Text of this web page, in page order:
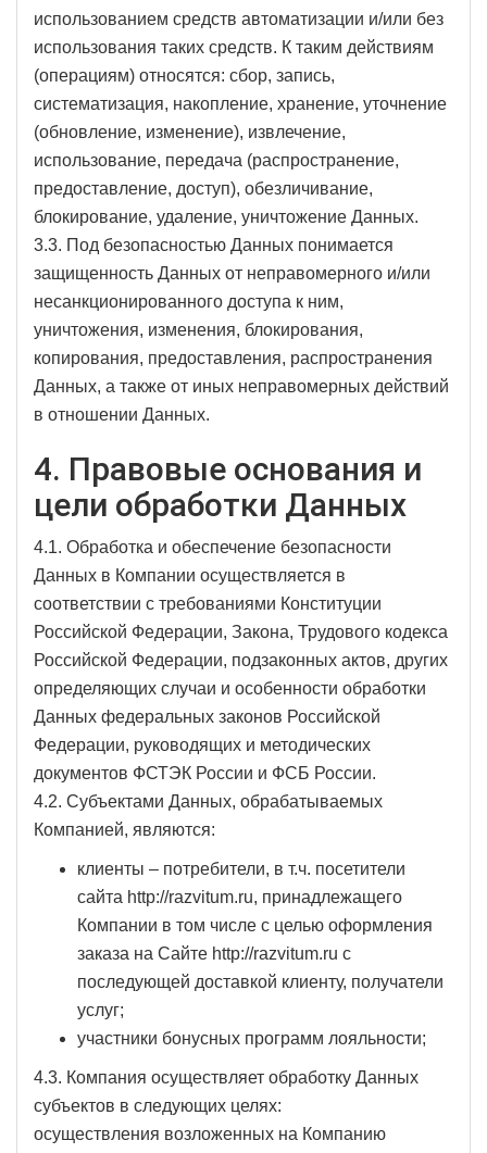
использованием средств автоматизации и/или без
использования таких средств. К таким действиям
(операциям) относятся: сбор, запись,
систематизация, накопление, хранение, уточнение
(обновление, изменение), извлечение,
использование, передача (распространение,
предоставление, доступ), обезличивание,
блокирование, удаление, уничтожение Данных.
3.3. Под безопасностью Данных понимается
защищенность Данных от неправомерного и/или
несанкционированного доступа к ним,
уничтожения, изменения, блокирования,
копирования, предоставления, распространения
Данных, а также от иных неправомерных действий
в отношении Данных.
4. Правовые основания и
цели обработки Данных
4.1. Обработка и обеспечение безопасности
Данных в Компании осуществляется в
соответствии с требованиями Конституции
Российской Федерации, Закона, Трудового кодекса
Российской Федерации, подзаконных актов, других
определяющих случаи и особенности обработки
Данных федеральных законов Российской
Федерации, руководящих и методических
документов ФСТЭК России и ФСБ России.
4.2. Субъектами Данных, обрабатываемых
Компанией, являются:
клиенты – потребители, в т.ч. посетители
сайта http://razvitum.ru, принадлежащего
Компании в том числе с целью оформления
заказа на Сайте http://razvitum.ru с
последующей доставкой клиенту, получатели
услуг;
участники бонусных программ лояльности;
4.3. Компания осуществляет обработку Данных
субъектов в следующих целях:
осуществления возложенных на Компанию